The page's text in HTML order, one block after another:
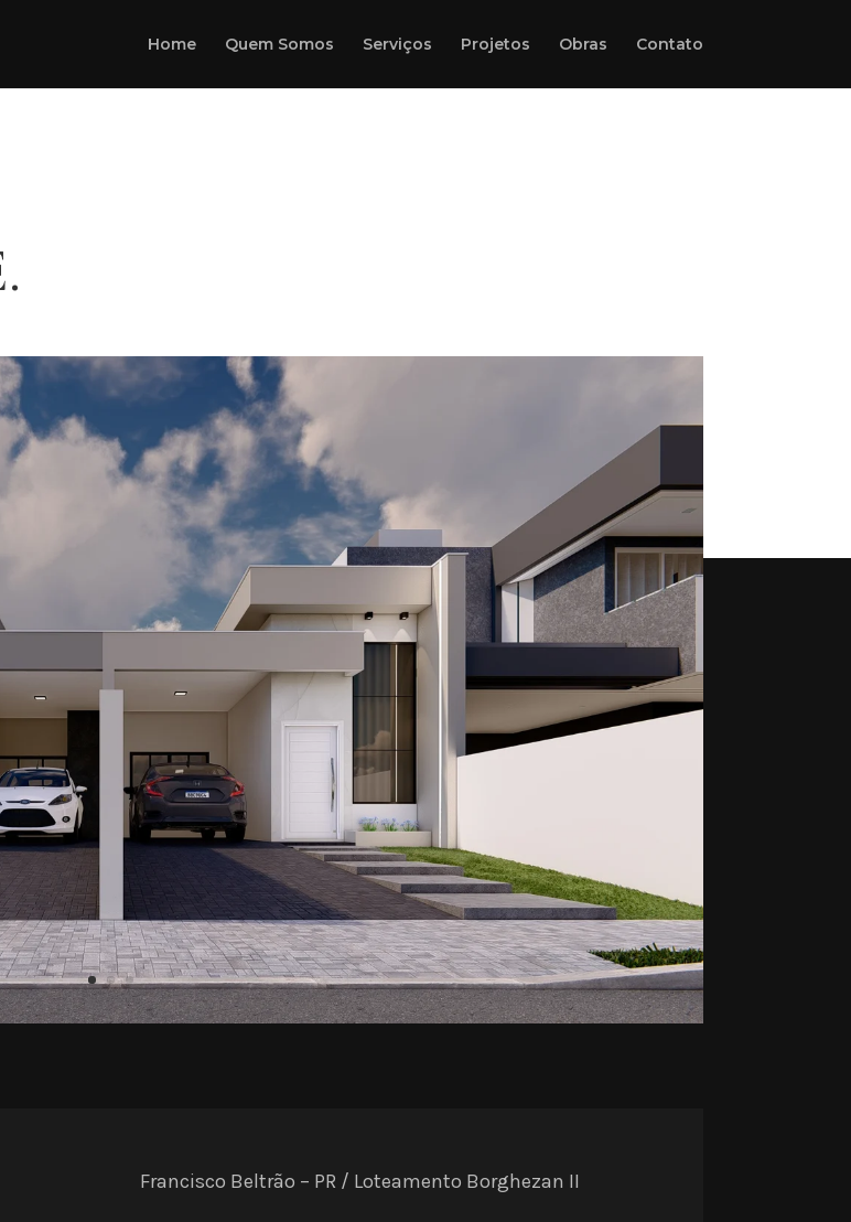
Home Quem Somos Serviços Projetos Obras Contato
Francisco Beltrão – PR / Loteamento Borghezan II